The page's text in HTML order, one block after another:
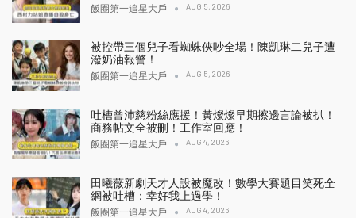
飯圈第一追星大戶 AUG 5, 2026
被控帶三個兒子看蜘蛛俠吵全場！陳凱琳二兒子遭
潑奶油報警！
飯圈第一追星大戶 AUG 5, 2026
吐槽曾沛慈粉絲應援！黃燦燦早期擦邊言論被扒！
商務帖文全被刪！工作室回應！
飯圈第一追星大戶 AUG 4, 2026
田曦薇新劇天才人設被魔改！數學大賽題目笑死全
網被吐槽：幸好我上過學！
飯圈第一追星大戶 AUG 4, 2026